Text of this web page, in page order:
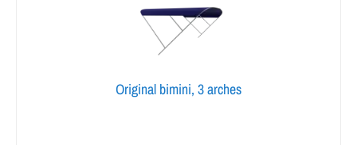
Original bimini, 3 arches